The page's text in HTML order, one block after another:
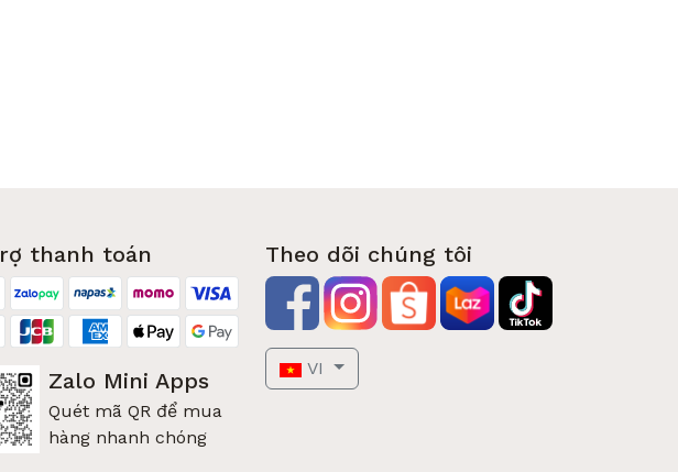
thanh toán
Zalo Mini Apps
Quét mã QR để mua
hàng nhanh chóng
Theo dõi chúng tôi
VI